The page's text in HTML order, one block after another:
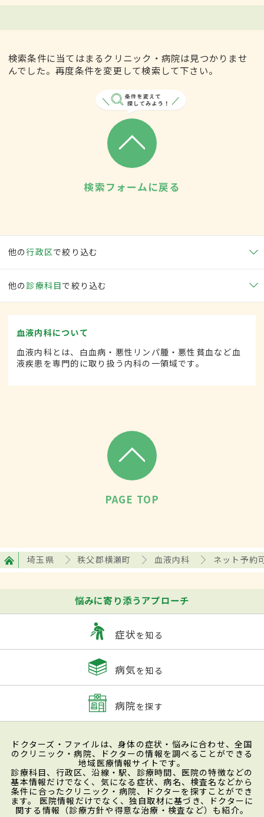
検索条件に当てはまるクリニック・病院は見つかりませ
んでした。再度条件を変更して検索して下さい。
検索フォームに戻る
他の行政区で絞り込む
他の 診療科目で絞り込む
血液内科について
血液内科とは、白血病・悪性リンパ腫・悪性貧血など血
液疾患を専門的に取り扱う内科の一領域です。
PAGE TOP
埼玉県 秩父郡横瀬町 血液内科 ネット予約
悩みに寄り添うアプローチ
症状を知る
病気を知る
病院を探す
ドクターズ・ファイルは、身体の症状・悩みに合わせ、全国
のクリニック・病院、ドクターの情報を調べることができる
地域医療情報サイトです。
診療科目、行政区、沿線・駅、診療時間、医院の特徴などの
基本情報だけでなく、気になる症状、病名、検査名などから
条件に合ったクリニック・病院、ドクターを探すことができ
ます。 医院情報だけでなく、独自取材に基づき、ドクターに
関する情報（診療方針や得意な治療・検査など）も紹介。